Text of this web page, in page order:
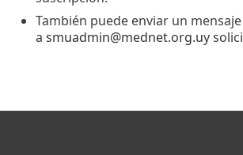
También puede enviar un mensaje
a smuadmin@mednet.org.uy